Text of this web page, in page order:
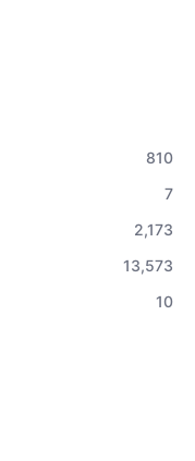
810
7
2,173
13,573
10